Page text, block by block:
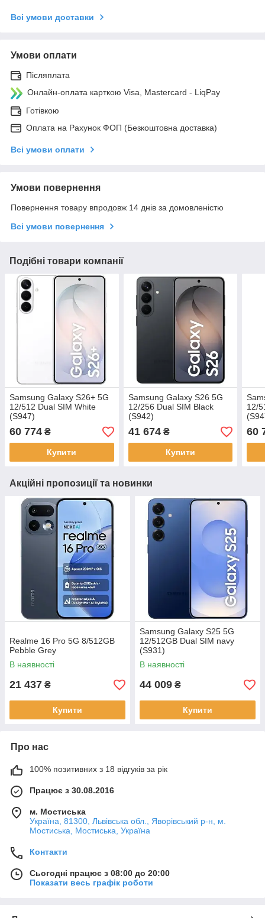
Всі умови доставки
Умови оплати
Післяплата
Онлайн-оплата карткою Visa, Mastercard - LiqPay
Готівкою
Оплата на Рахунок ФОП (Безкоштовна доставка)
Всі умови оплати
Умови повернення
Повернення товару впродовж 14 днів за домовленістю
Всі умови повернення
Подібні товари компанії
Samsung Galaxy S26+ 5G
12/512 Dual SIM White
(S947)
60 774 ₴
Купити
Samsung Galaxy S26 5G
12/256 Dual SIM Black
(S942)
41 674₴
Купити
12/
60
Акційні пропозиції та новинки
Realme 16 Pro 5G 8/512GB
Pebble Grey
В наявності
21 437 ₴
Купити
Samsung Galaxy S25 5G
12/512GB Dual SIM navy
(S931)
В наявності
44 009 ₴
Купити
Про нас
100% позитивних з 18 відгуків за рік
Працює з 30.08.2016
м. Мостиська
Україна, 81300, Львівська обл., Яворівський р-н, м.
Мостиська, Мостиська, Україна
Контакти
Сьогодні працює з 08:00 до 20:00
Показати весь графік роботи